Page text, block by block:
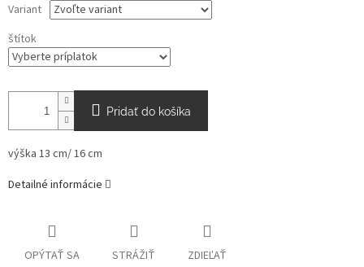
Variant
štítok
Pridať do košíka
výška 13 cm/ 16 cm
Detailné informácie
OPÝTAŤ SA STRÁŽIŤ ZDIEĽAŤ